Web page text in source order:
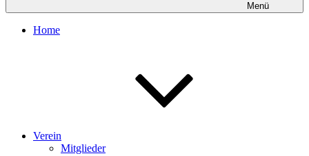
Menü
Home
Verein
Mitglieder